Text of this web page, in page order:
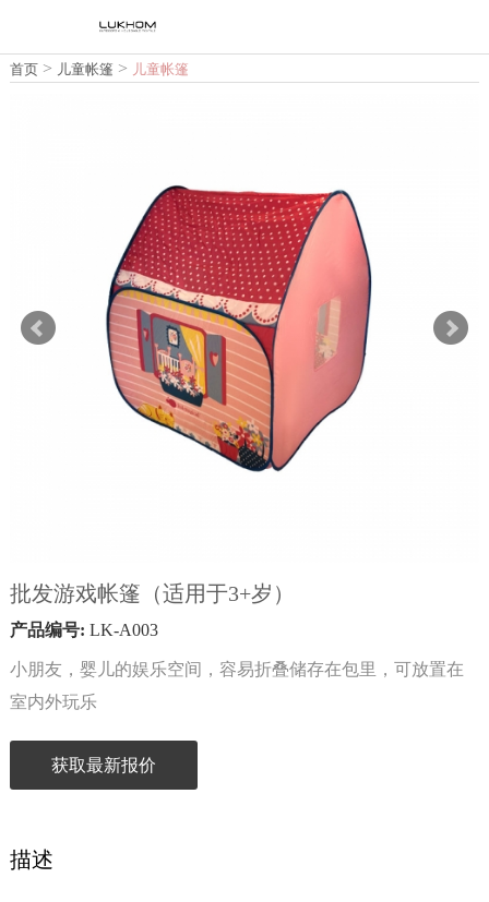
首页> 儿童帐篷 > 儿童帐篷
批发游戏帐篷（适用于3+岁）
产品编号: LK-A003
小朋友，婴儿的娱乐空间，容易折叠储存在包里，可放置在
室内外玩乐
获取最新报价
描述